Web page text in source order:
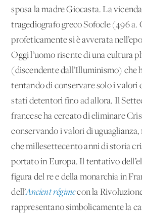
sposa la madre Giocasta. La
tragediografo greco Sofocle (496 a.
profeticamente si è avverata
Oggi l’uomo risente di una cultura
(discendente dall’Illuminismo) che
tentando di conservare solo i valori
stati detentori fino ad allora. Il
francese ha cercato di eliminare
conservando i valori di
che millesettecento anni di storia
portato in Europa. Il tentativo
figura del re e della monarchia in
dell’Ancient régimecon la
rappresentano simbolicamente la